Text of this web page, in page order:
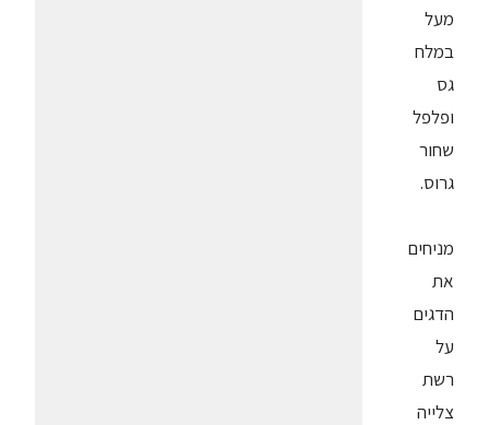
מעל
במלח
גס
ופלפל
שחור
גרוס.
מניחים
את
הדגים
על
רשת
צלייה